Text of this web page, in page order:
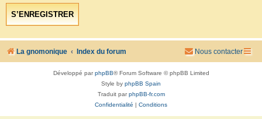
S’ENREGISTRER
La gnomonique Index du forum Nous contacter
Développé parphpBB® Forum Software © phpBB Limited
Style by phpBB Spain
Traduit parphpBB-fr.com
Confidentialité
Conditions